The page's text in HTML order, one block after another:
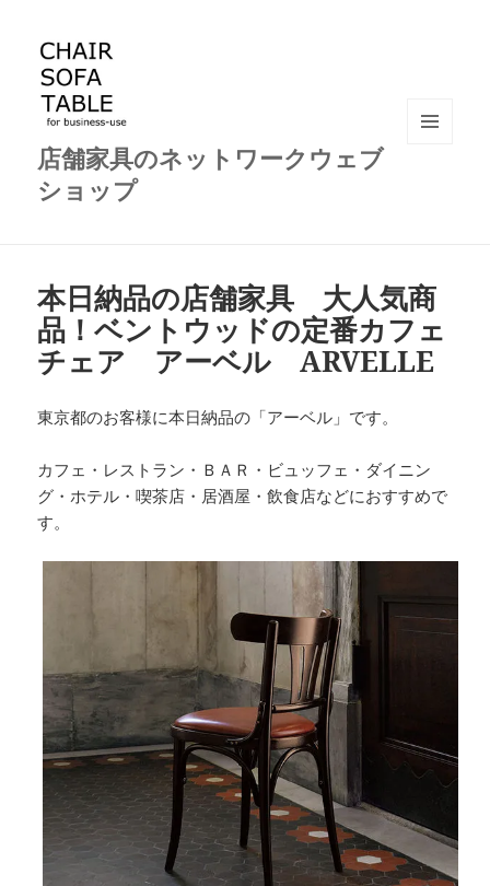
店舗家具のネットワークウェブ
ショップ
本日納品の店舗家具 大人気商
品！ベントウッドの定番カフェ
チェア アーベル ARVELLE
東京都のお客様に本日納品の「アーベル」です。
カフェ・レストラン・ＢＡＲ・ビュッフェ・ダイニン
グ・ホテル・喫茶店・居酒屋・飲食店などにおすすめで
す。